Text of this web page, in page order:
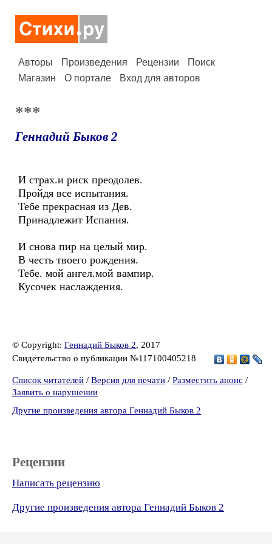
Авторы Произведения Рецензии
Поиск
Магазин
О портале Вход для авторов
***
Геннадий Быков 2
И страх.и риск преодолев.
Пройдя все испытания.
Тебе прекрасная из Дев.
Принадлежит Испания.
И снова пир на целый мир.
В честь твоего рождения.
Тебе. мой ангел.мой вампир.
Кусочек наслаждения.
© Copyright: Геннадий Быков 2, 2017
Свидетельство о публикации №117100405218
Список читателей / Версия для печати / Разместить анонс /
Заявить о нарушении
Другие произведения автора Геннадий Быков 2
Рецензии
Написать рецензию
Другие произведения автора Геннадий Быков 2